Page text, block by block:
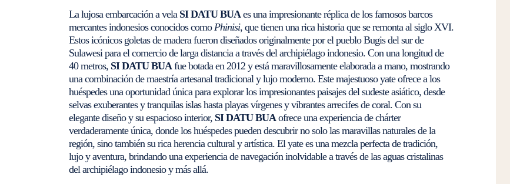
La lujosa embarcación a vela SI DATU BUAes una impresionante réplica de los famosos barcos
mercantes indonesios conocidos comoPhinisi, que tienen una rica historia que se remonta al siglo XVI.
Estos icónicos goletas de madera fueron diseñados originalmente por el pueblo Bugis del sur de
Sulawesi para el comercio de larga distancia a través del archipiélago indonesio. Con una longitud de
40 metros, SI DATU BUAfue botada en 2012 y está maravillosamente elaborada a mano, mostrando
una combinación de maestría artesanal tradicional y lujo moderno. Este majestuoso yate ofrece a los
huéspedes una oportunidad única para explorar los impresionantes paisajes del sudeste asiático, desde
selvas exuberantes y tranquilas islas hasta playas vírgenes y vibrantes arrecifes de coral. Con su
elegante diseño y su espacioso interior, SI DATU BUAofrece una experiencia de chárter
verdaderamente única, donde los huéspedes pueden descubrir no solo las maravillas naturales de la
región, sino también su rica herencia cultural y artística. El yate es una mezcla perfecta de tradición,
lujo y aventura, brindando una experiencia de navegación inolvidable a través de las aguas cristalinas
del archipiélago indonesio y más allá.